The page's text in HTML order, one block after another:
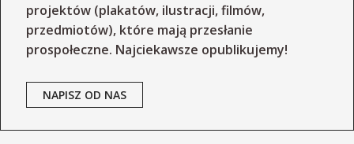
projektów (plakatów, ilustracji, filmów,
przedmiotów), które mają przesłanie
prospołeczne. Najciekawsze opublikujemy!
NAPISZ OD NAS